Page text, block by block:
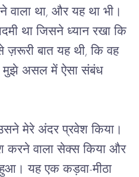
वाला था, और यह था भी।
था जिसने ध्यान रखा कि
बात यह थी, कि वह
मुझे असल में ऐसा संबंध
मेरे अंदर प्रवेश किया।
करने वाला सेक्स किया और
हुआ। यह एक कड़वा-मीठा